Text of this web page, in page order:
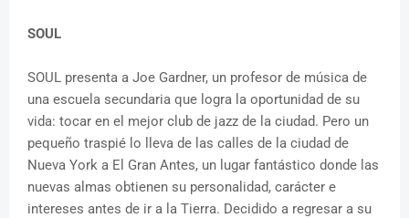
SOUL
SOUL presenta a Joe Gardner, un profesor de música de
una escuela secundaria que logra la oportunidad de su
vida: tocar en el mejor club de jazz de la ciudad. Pero un
pequeño traspié lo lleva de las calles de la ciudad de
Nueva York a El Gran Antes, un lugar fantástico donde las
nuevas almas obtienen su personalidad, carácter e
intereses antes de ir a la Tierra. Decidido a regresar a su